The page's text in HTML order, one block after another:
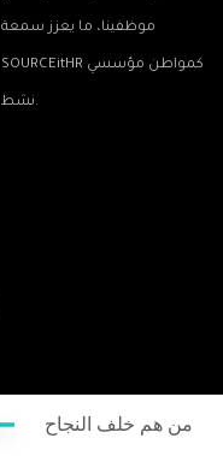
موظفينا، ما يعزز سمعة
SOURCEitHR كمواطن مؤسسي
نشط.
من هم خلف النجاح